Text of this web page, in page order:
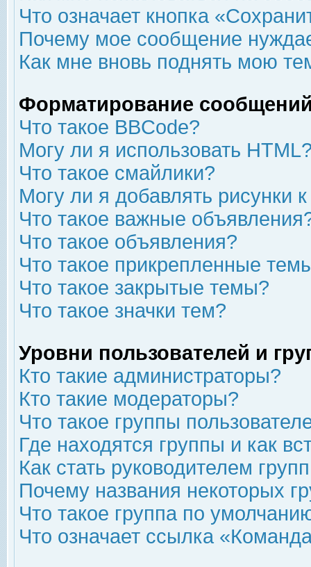
Что означает кнопка
Почему мое сообщение
Как мне вновь поднять мою
Форматирование
Что такое BBCode?
Могу ли я использовать
Что такое смайлики?
Могу ли я добавлять рисунки
Что такое важные
Что такое объявления?
Что такое прикрепленные
Что такое закрытые темы?
Что такое значки тем?
Уровни пользователей и
Кто такие администраторы?
Кто такие модераторы?
Что такое группы
Где находятся группы и как
Как стать руководителем
Почему названия некоторых
Что такое группа по
Что означает ссылка